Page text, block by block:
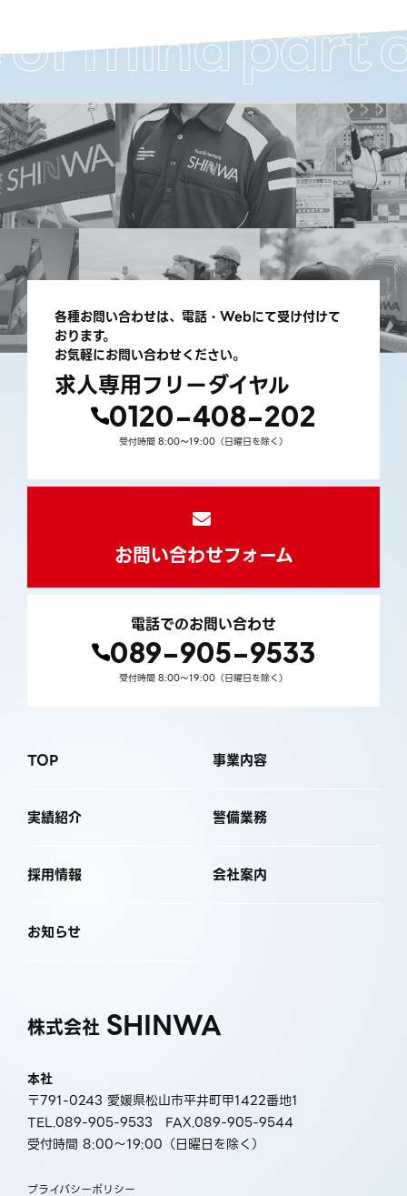
mindpartof
各種お問い合わせは、電話・Webにて受け付けて
おります。
お気軽にお問い合わせください。
求人専用フリーダイヤル
0120-408-202
受付時間 8:00〜19:00（日曜日を除く）
お問い合わせフォーム
電話でのお問い合わせ
089-905-9533
受付時間 8:00〜19:00（日曜日を除く）
TOP 事業内容
実績紹介 警備業務
採用情報 会社案内
お知らせ
株式会社 SHINWA
本社
〒791-0243 愛媛県松山市平井町甲1422番地1
TEL.089-905-9533 FAX.089-905-9544
受付時間 8:00〜19:00（日曜日を除く）
プライバシーポリシー